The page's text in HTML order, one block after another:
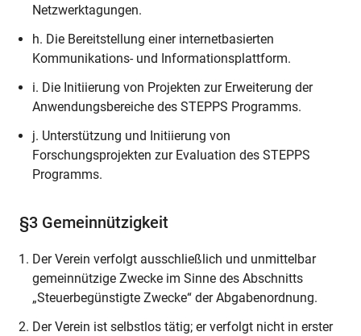
Netzwerktagungen.
h. Die Bereitstellung einer internetbasierten
Kommunikations- und Informationsplattform.
i. Die Initiierung von Projekten zur Erweiterung der
Anwendungsbereiche des STEPPS Programms.
j. Unterstützung und Initiierung von
Forschungsprojekten zur Evaluation des STEPPS
Programms.
§3 Gemeinnützigkeit
Der Verein verfolgt ausschließlich und unmittelbar
gemeinnützige Zwecke im Sinne des Abschnitts
„Steuerbegünstigte Zwecke“ der Abgabenordnung.
Der Verein ist selbstlos tätig; er verfolgt nicht in erster